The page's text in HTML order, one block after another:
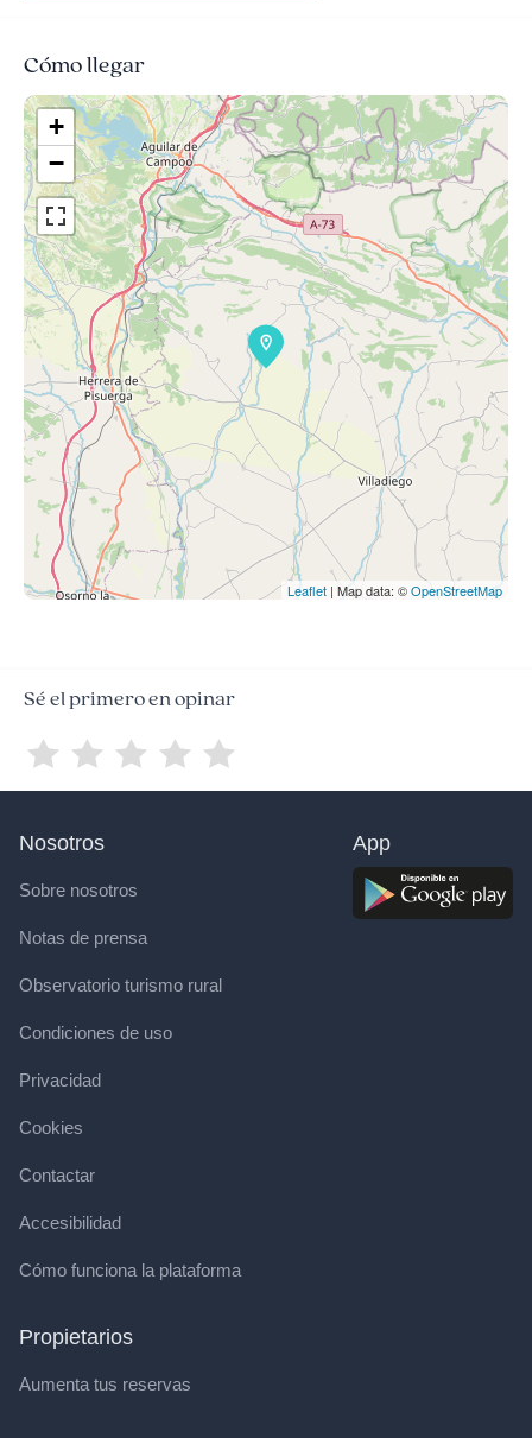
Cómo llegar
+
−
Leaflet | Map data: ©OpenStreetMap
Sé el primero en opinar
Nosotros
Sobre nosotros
Notas de prensa
Observatorio turismo rural
Condiciones de uso
Privacidad
Cookies
Contactar
Accesibilidad
Cómo funciona la plataforma
Propietarios
Aumenta tus reservas
App